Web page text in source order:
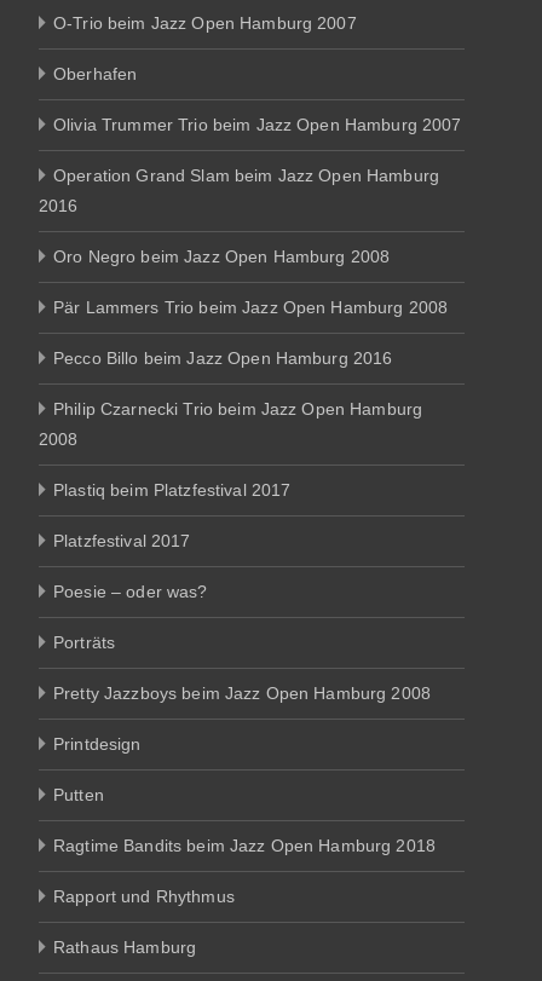
O-Trio beim Jazz Open Hamburg 2007
Oberhafen
Olivia Trummer Trio beim Jazz Open Hamburg 2007
Operation Grand Slam beim Jazz Open Hamburg
2016
Oro Negro beim Jazz Open Hamburg 2008
Pär Lammers Trio beim Jazz Open Hamburg 2008
Pecco Billo beim Jazz Open Hamburg 2016
Philip Czarnecki Trio beim Jazz Open Hamburg
2008
Plastiq beim Platzfestival 2017
Platzfestival 2017
Poesie – oder was?
Porträts
Pretty Jazzboys beim Jazz Open Hamburg 2008
Printdesign
Putten
Ragtime Bandits beim Jazz Open Hamburg 2018
Rapport und Rhythmus
Rathaus Hamburg